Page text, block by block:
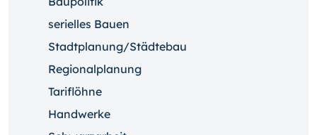
serielles Bauen
Stadtplanung/Städtebau
Regionalplanung
Tariflöhne
Handwerke